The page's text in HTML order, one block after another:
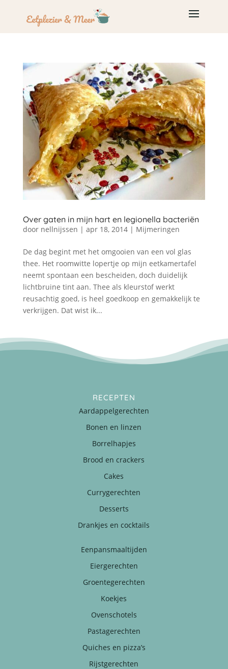
Over gaten in mijn hart en legionella bacteriën
door nellnijssen | apr 18, 2014| Mijmeringen
De dag begint met het omgooien van een vol glas
thee. Het roomwitte lopertje op mijn eetkamertafel
neemt spontaan een bescheiden, doch duidelijk
lichtbruine tint aan. Thee als kleurstof werkt
reusachtig goed, is heel goedkoop en gemakkelijk te
verkrijgen. Dat wist ik...
RECEPTEN
Aardappelgerechten
Bonen en linzen
Borrelhapjes
Brood en crackers
Cakes
Currygerechten
Desserts
Drankjes en cocktails
Eenpansmaaltijden
Eiergerechten
Groentegerechten
Koekjes
Ovenschotels
Pastagerechten
Quiches en pizza’s
Rijstgerechten